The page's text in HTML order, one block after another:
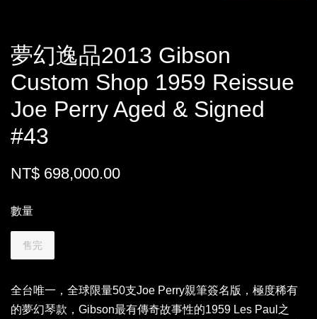
夢幻逸品2013 Gibson
Custom Shop 1959 Reissue
Joe Perry Aged & Signed
#43
NT$ 698,000.00
數量
售完
全台唯一，全球限量50支Joe Perry親筆簽名版，極度稀有
的夢幻琴款，Gibson最有傳奇故事性的1959 Les Paul之